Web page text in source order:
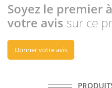
Soyez le premier
votre avis sur ce
Donner votre avis